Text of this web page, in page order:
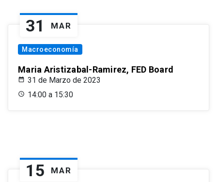
31 MAR
Macroeconomía
Maria Aristizabal-Ramirez, FED Board
31 de Marzo de 2023
14:00 a 15:30
15 MAR